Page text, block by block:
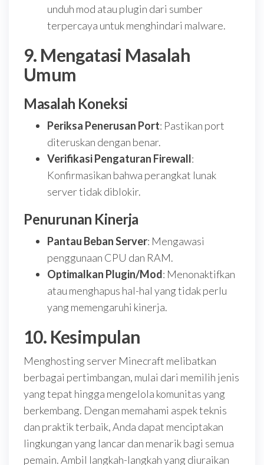
unduh mod atau plugin dari sumber
terpercaya untuk menghindari malware.
9. Mengatasi Masalah
Umum
Masalah Koneksi
Periksa Penerusan Port: Pastikan port
diteruskan dengan benar.
Verifikasi Pengaturan Firewall:
Konfirmasikan bahwa perangkat lunak
server tidak diblokir.
Penurunan Kinerja
Pantau Beban Server: Mengawasi
penggunaan CPU dan RAM.
Optimalkan Plugin/Mod: Menonaktifkan
atau menghapus hal-hal yang tidak perlu
yang memengaruhi kinerja.
10. Kesimpulan
Menghosting server Minecraft melibatkan
berbagai pertimbangan, mulai dari memilih jenis
yang tepat hingga mengelola komunitas yang
berkembang. Dengan memahami aspek teknis
dan praktik terbaik, Anda dapat menciptakan
lingkungan yang lancar dan menarik bagi semua
pemain. Ambil langkah-langkah yang diuraikan